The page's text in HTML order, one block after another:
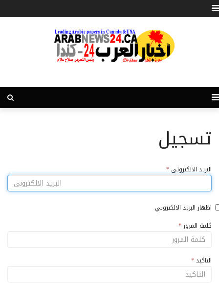
تسجيل
البريد الالكترونى *
اظهار البريد الالكتروني
كلمة المرور *
التاكيد*